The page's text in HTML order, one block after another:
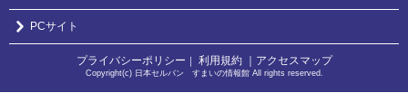
PCサイト
プライバシーポリシー 利用規約 ｜アクセスマップ
Copyright(c) 日本セルバン すまいの情報館 All rights reserved.